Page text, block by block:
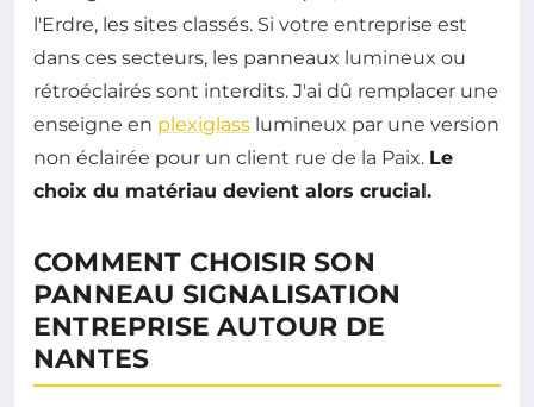
l'Erdre, les sites classés. Si votre entreprise est
dans ces secteurs, les panneaux lumineux ou
rétroéclairés sont interdits. J'ai dû remplacer une
enseigne en plexiglass lumineux par une version
non éclairée pour un client rue de la Paix. Le
choix du matériau devient alors crucial.
COMMENT CHOISIR SON
PANNEAU SIGNALISATION
ENTREPRISE AUTOUR DE
NANTES